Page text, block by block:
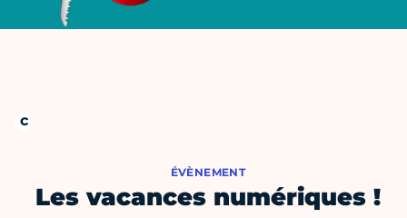
ÉVÈNEMENT
Les vacances numériques !